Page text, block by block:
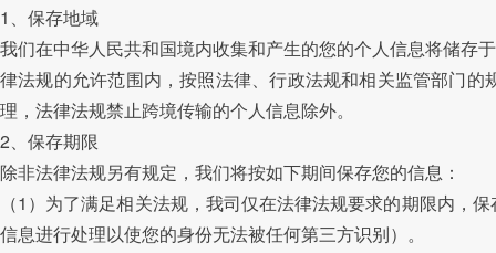
1、保存地域
我们在中华人民共和国境内收集和产生的您的个人信息将储存
律法规的允许范围内，按照法律、行政法规和相关监管部门
理，法律法规禁止跨境传输的个人信息除外。
2、保存期限
除非法律法规另有规定，我们将按如下期间保存您的信息：
（1）为了满足相关法规，我司仅在法律法规要求的期限内，
信息进行处理以使您的身份无法被任何第三方识别）。